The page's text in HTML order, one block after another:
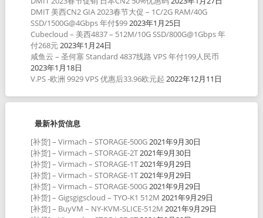
DMIT 美西CN2 GIA 2023春节大促 – 1C/2G RAM/40G
SSD/1500G@4Gbps 年付$992023年1月25日
Cubecloud – 美西4837 – 512M/10G SSD/800G@1Gbps 年
付268元2023年1月24日
咸鱼云 – 圣何塞 Standard 4837线路 VPS 年付199人民币
2023年1月18日
V.PS -欧洲 9929 VPS 优惠后33.96欧元起 2022年12月11日
最新补货信息
[补货] – Virmach – STORAGE-500G2021年9月30日
[补货] – Virmach – STORAGE-2T2021年9月30日
[补货] – Virmach – STORAGE-1T2021年9月29日
[补货] – Virmach – STORAGE-1T2021年9月29日
[补货] – Virmach – STORAGE-500G2021年9月29日
[补货] – Gigsgigscloud – TYO-K1 512M 2021年9月29日
[补货] – BuyVM – NY-KVM-SLICE-512M 2021年9月29日